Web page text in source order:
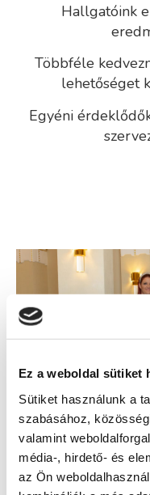
Ez a weboldal sütiket
Sütiket használunk a
szabásához,
valamint
média-, hirdető- és
az Ön
Hallgatóink
Többféle
lehetőséget
Egyéni